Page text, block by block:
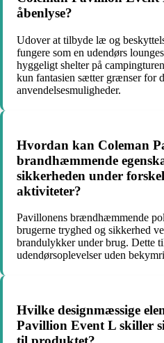
åbenlyse?
Udover at tilbyde læ og
fungere som en udendørs
hyggeligt shelter på
kun fantasien sætter grænser for
anvendelsesmuligheder.
Hvordan kan Coleman
brandhæmmende
sikkerheden under
aktiviteter?
Pavillonens brændhæmmende
brugerne tryghed og sikkerhed
brandulykker under brug. Dette
udendørsoplevelser uden
Hvilke designmæssige
Pavillion Event L skiller